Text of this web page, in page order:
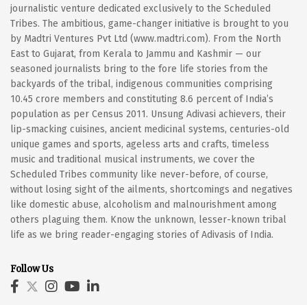
journalistic venture dedicated exclusively to the Scheduled
Tribes. The ambitious, game-changer initiative is brought to you
by Madtri Ventures Pvt Ltd (www.madtri.com). From the North
East to Gujarat, from Kerala to Jammu and Kashmir — our
seasoned journalists bring to the fore life stories from the
backyards of the tribal, indigenous communities comprising
10.45 crore members and constituting 8.6 percent of India’s
population as per Census 2011. Unsung Adivasi achievers, their
lip-smacking cuisines, ancient medicinal systems, centuries-old
unique games and sports, ageless arts and crafts, timeless
music and traditional musical instruments, we cover the
Scheduled Tribes community like never-before, of course,
without losing sight of the ailments, shortcomings and negatives
like domestic abuse, alcoholism and malnourishment among
others plaguing them. Know the unknown, lesser-known tribal
life as we bring reader-engaging stories of Adivasis of India.
Follow Us